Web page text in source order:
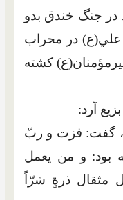
جنگ خندق بدو
علي(ع) در محراب
کشته
آرد:
گفت: فزت و ربّ
بود: و من يعمل
مثقال ذرةٍ شرّاً